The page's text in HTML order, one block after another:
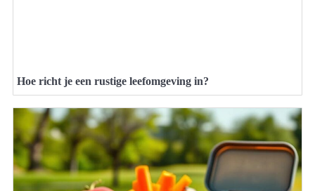
Hoe richt je een rustige leefomgeving in?